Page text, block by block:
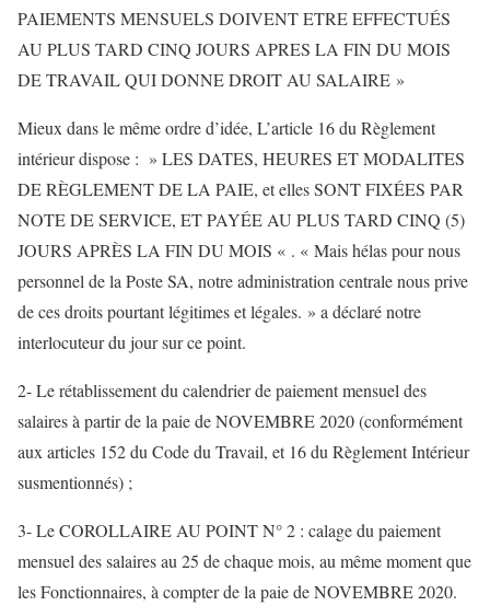
PAIEMENTS MENSUELS DOIVENT ETRE EFFECTUÉS
AU PLUS TARD CINQ JOURS APRES LA FIN DU MOIS
DE TRAVAIL QUI DONNE DROIT AU SALAIRE »
Mieux dans le même ordre d’idée, L’article 16 du Règlement
intérieur dispose : » LES DATES, HEURES ET MODALITES
DE RÈGLEMENT DE LA PAIE, et elles SONT FIXÉES PAR
NOTE DE SERVICE, ET PAYÉE AU PLUS TARD CINQ (5)
JOURS APRÈS LA FIN DU MOIS « . « Mais hélas pour nous
personnel de la Poste SA, notre administration centrale nous prive
de ces droits pourtant légitimes et légales. » a déclaré notre
interlocuteur du jour sur ce point.
2- Le rétablissement du calendrier de paiement mensuel des
salaires à partir de la paie de NOVEMBRE 2020 (conformément
aux articles 152 du Code du Travail, et 16 du Règlement Intérieur
susmentionnés) ;
3- Le COROLLAIRE AU POINT N° 2 : calage du paiement
mensuel des salaires au 25 de chaque mois, au même moment que
les Fonctionnaires, à compter de la paie de NOVEMBRE 2020.